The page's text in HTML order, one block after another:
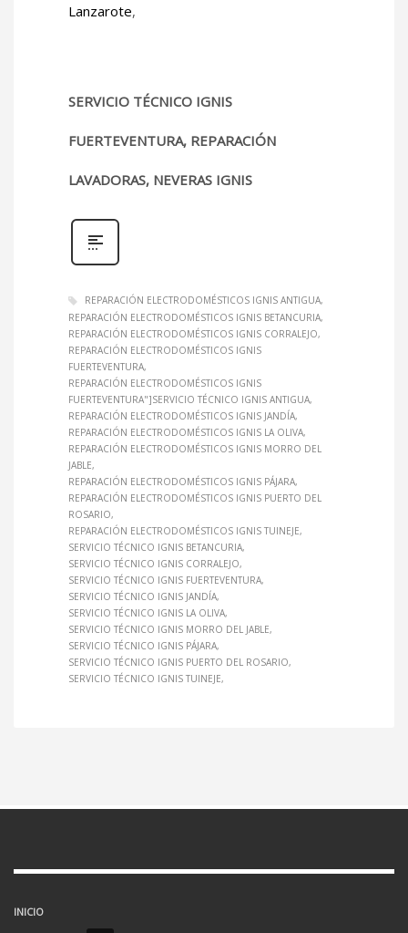
Lanzarote,
SERVICIO TÉCNICO IGNIS
FUERTEVENTURA, REPARACIÓN
LAVADORAS, NEVERAS IGNIS
REPARACIÓN ELECTRODOMÉSTICOS IGNIS ANTIGUA
REPARACIÓN ELECTRODOMÉSTICOS IGNIS BETANCURIA
REPARACIÓN ELECTRODOMÉSTICOS IGNIS CORRALEJO
REPARACIÓN ELECTRODOMÉSTICOS IGNIS
FUERTEVENTURA
REPARACIÓN ELECTRODOMÉSTICOS IGNIS
FUERTEVENTURA"]SERVICIO TÉCNICO IGNIS ANTIGUA
REPARACIÓN ELECTRODOMÉSTICOS IGNIS JANDÍA
REPARACIÓN ELECTRODOMÉSTICOS IGNIS LA OLIVA
REPARACIÓN ELECTRODOMÉSTICOS IGNIS MORRO DEL
JABLE
REPARACIÓN ELECTRODOMÉSTICOS IGNIS PÁJARA
REPARACIÓN ELECTRODOMÉSTICOS IGNIS PUERTO DEL
ROSARIO
REPARACIÓN ELECTRODOMÉSTICOS IGNIS TUINEJE
SERVICIO TÉCNICO IGNIS BETANCURIA
SERVICIO TÉCNICO IGNIS CORRALEJO
SERVICIO TÉCNICO IGNIS FUERTEVENTURA
SERVICIO TÉCNICO IGNIS JANDÍA
SERVICIO TÉCNICO IGNIS LA OLIVA
SERVICIO TÉCNICO IGNIS MORRO DEL JABLE
SERVICIO TÉCNICO IGNIS PÁJARA
SERVICIO TÉCNICO IGNIS PUERTO DEL ROSARIO
SERVICIO TÉCNICO IGNIS TUINEJE
INICIO